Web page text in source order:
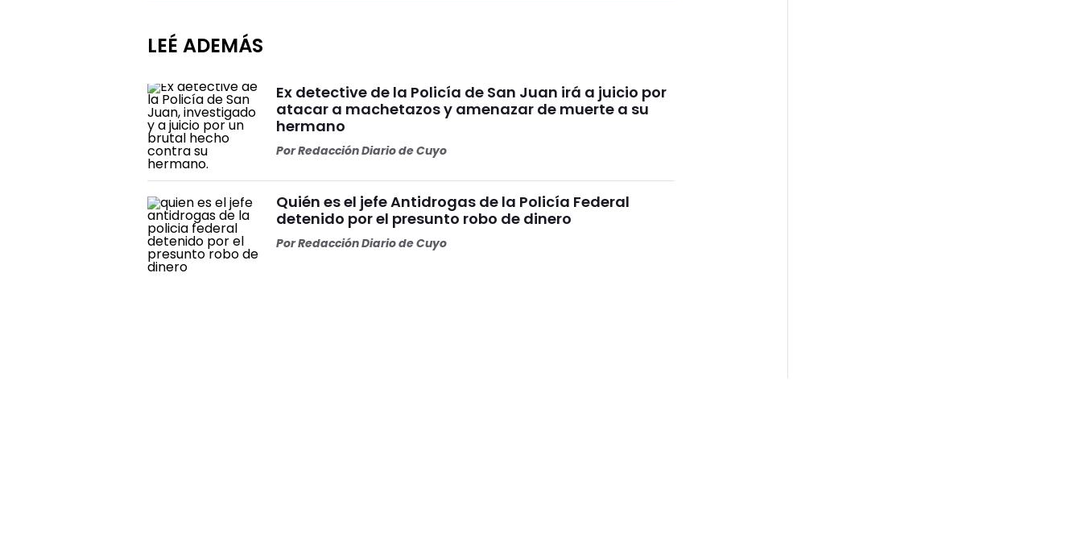
LEÉ ADEMÁS
Ex detective de la Policía de San Juan irá a juicio por
atacar a machetazos y amenazar de muerte a su
hermano
PorRedacción Diario de Cuyo
Quién es el jefe Antidrogas de la Policía Federal
detenido por el presunto robo de dinero
PorRedacción Diario de Cuyo